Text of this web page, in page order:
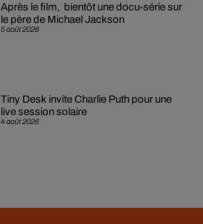
5 août 2026
Après le film, bientôt une docu-série sur
le père de Michael Jackson
4 août 2026
Tiny Desk invite Charlie Puth pour une
live session solaire